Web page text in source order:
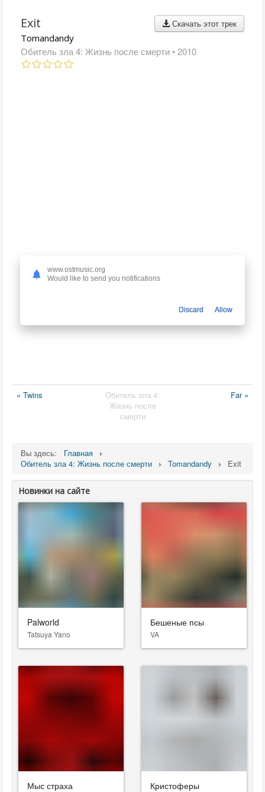
Скачать этот трек
Exit
Tomandandy
Обитель зла 4: Жизнь после смерти • 2010
« Twins
Обитель зла 4:
Жизнь после
смерти
Far »
Вы здесь:
Главная
Обитель зла 4: Жизнь после смерти
Tomandandy Exit
Новинки на сайте
Palworld
Tatsuya Yano
Бешеные псы
VA
Мыс страха Кристоферы
www.ostmusic.org
Would like to send you notifications
Discard Allow